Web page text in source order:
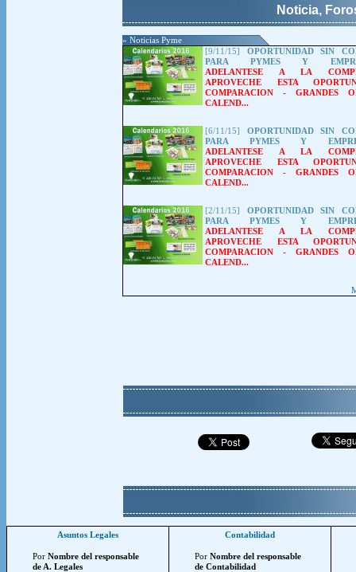
Noticia,
» Noticias Pyme
[9/11/15]
OPORTUNIDAD SIN
PARA PYMES Y
ADELANTESE A LA
APROVECHE ESTA
COMPARACION - GRANDES
CALEND...
[6/11/15]
OPORTUNIDAD SIN
PARA PYMES Y
ADELANTESE A LA
APROVECHE ESTA
COMPARACION - GRANDES
CALEND...
[2/11/15]
OPORTUNIDAD SIN
PARA PYMES Y
ADELANTESE A LA
APROVECHE ESTA
COMPARACION - GRANDES
CALEND...
Asuntos Legales
Por Nombre del responsable
de A. Legales
Contabilidad
Por Nombre del responsable
de Contabilidad